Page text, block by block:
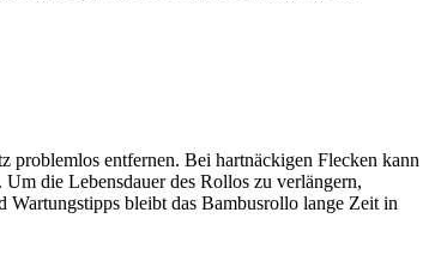
problemlos entfernen. Bei hartnäckigen Flecken kann
die Lebensdauer des Rollos zu verlängern,
Wartungstipps bleibt das Bambusrollo lange Zeit in